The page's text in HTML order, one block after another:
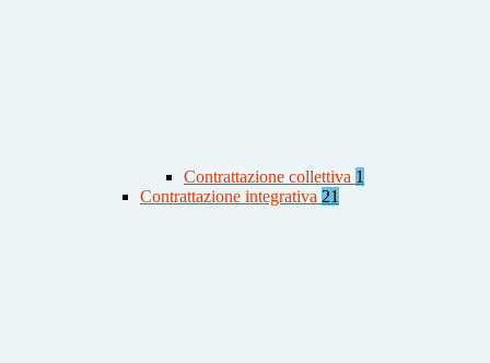
Contrattazione collettiva 1
Contrattazione integrativa 21